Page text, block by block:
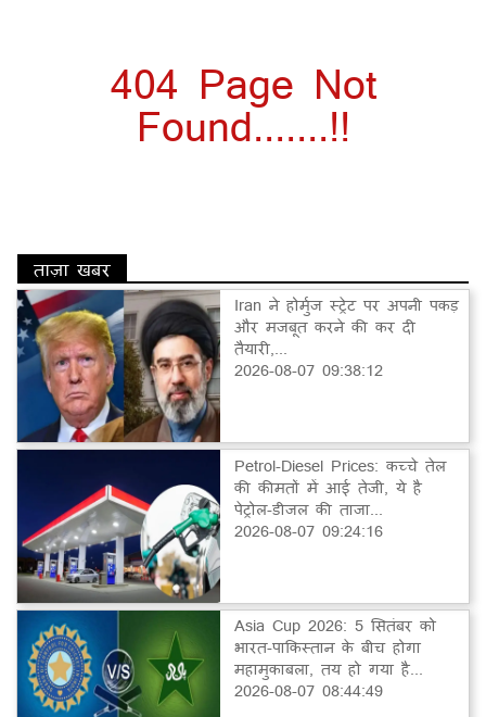
404 Page Not
Found.......!!
ताज़ा खबर
Iran ने होर्मुज स्ट्रेट पर अपनी पकड़
और मजबूत करने की कर दी
तैयारी,...
2026-08-07 09:38:12
Petrol-Diesel Prices: कच्चे तेल
की कीमतों में आई तेजी, ये है
पेट्रोल-डीजल की ताजा...
2026-08-07 09:24:16
Asia Cup 2026: 5 सितंबर को
भारत-पाकिस्तान के बीच होगा
महामुकाबला, तय हो गया है...
2026-08-07 08:44:49